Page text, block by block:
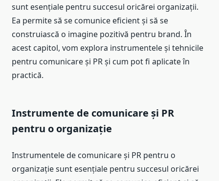
sunt esențiale pentru succesul oricărei organizații.
Ea permite să se comunice eficient și să se
construiască o imagine pozitivă pentru brand. În
acest capitol, vom explora instrumentele și tehnicile
pentru comunicare și PR și cum pot fi aplicate în
practică.
Instrumente de comunicare și PR
pentru o organizație
Instrumentele de comunicare și PR pentru o
organizație sunt esențiale pentru succesul oricărei